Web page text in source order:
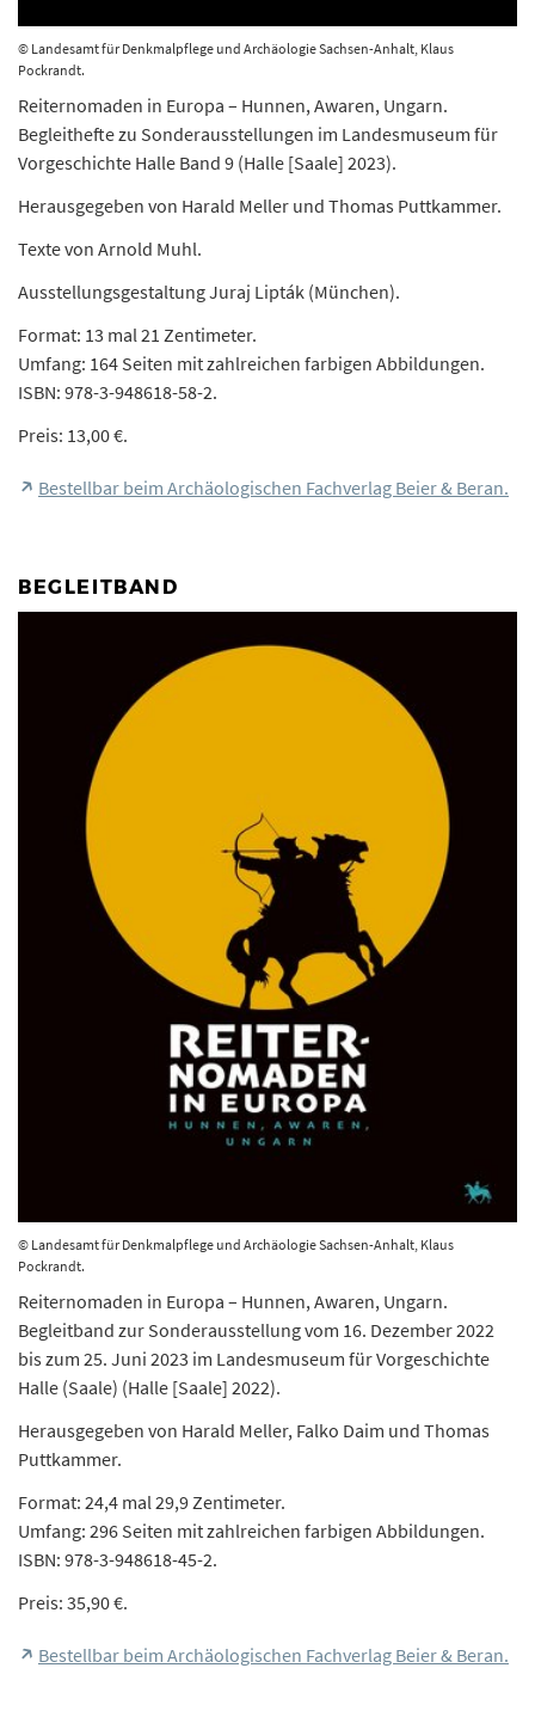
© Landesamt für Denkmalpflege und Archäologie Sachsen-Anhalt, Klaus
Pockrandt.
Reiternomaden in Europa – Hunnen, Awaren, Ungarn.
Begleithefte zu Sonderausstellungen im Landesmuseum für
Vorgeschichte Halle Band 9 (Halle [Saale] 2023).
Herausgegeben von Harald Meller und Thomas Puttkammer.
Texte von Arnold Muhl.
Ausstellungsgestaltung Juraj Lipták (München).
Format: 13 mal 21 Zentimeter.
Umfang: 164 Seiten mit zahlreichen farbigen Abbildungen.
ISBN: 978-3-948618-58-2.
Preis: 13,00 €.
Bestellbar beim Archäologischen Fachverlag Beier & Beran.
BEGLEITBAND
© Landesamt für Denkmalpflege und Archäologie Sachsen-Anhalt, Klaus
Pockrandt.
Reiternomaden in Europa – Hunnen, Awaren, Ungarn.
Begleitband zur Sonderausstellung vom 16. Dezember 2022
bis zum 25. Juni 2023 im Landesmuseum für Vorgeschichte
Halle (Saale) (Halle [Saale] 2022).
Herausgegeben von Harald Meller, Falko Daim und Thomas
Puttkammer.
Format: 24,4 mal 29,9 Zentimeter.
Umfang: 296 Seiten mit zahlreichen farbigen Abbildungen.
ISBN: 978-3-948618-45-2.
Preis: 35,90 €.
Bestellbar beim Archäologischen Fachverlag Beier & Beran.